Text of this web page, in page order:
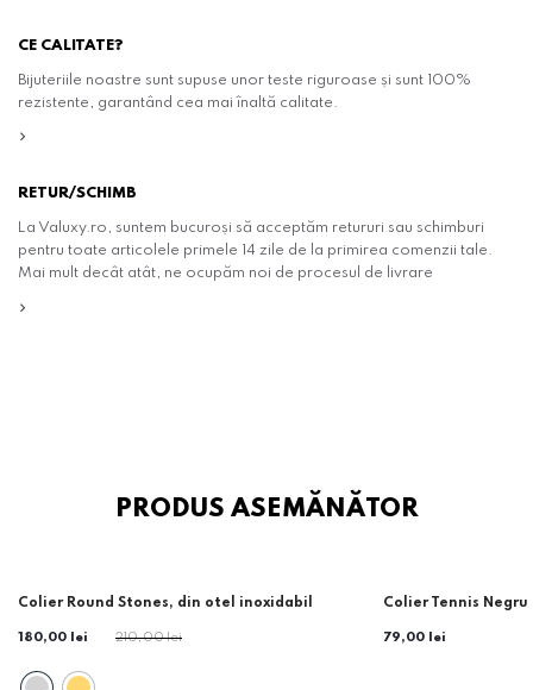
CE CALITATE?
Bijuteriile noastre sunt supuse unor teste riguroase și sunt 100%
rezistente, garantând cea mai înaltă calitate.
RETUR/SCHIMB
La Valuxy.ro, suntem bucuroși să acceptăm retururi sau schimburi
pentru toate articolele primele 14 zile de la primirea comenzii tale.
Mai mult decât atât, ne ocupăm noi de procesul de livrare
PRODUS ASEMĂNĂTOR
Colier Round Stones, din otel inoxidabil
180,00 lei 210,00 lei
Colier Tennis Negru
79,00 lei